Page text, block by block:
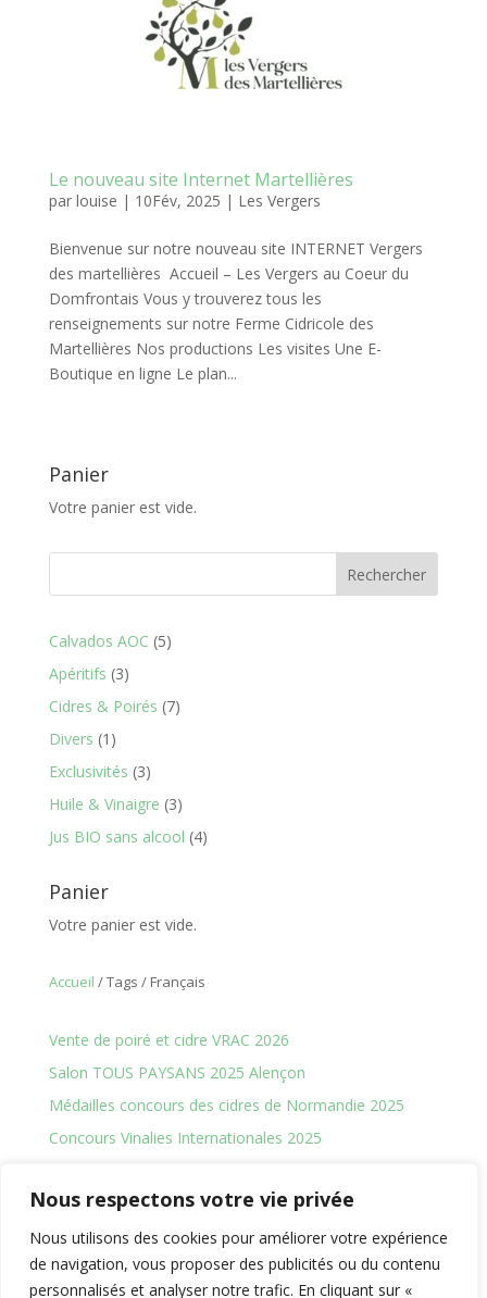
Nous respectons votre vie privée
Nous utilisons des cookies pour améliorer votre expérience
de navigation, vous proposer des publicités ou du contenu
personnalisés et analyser notre trafic. En cliquant sur «
Le nouveau site Internet Martellières
par louise | 10Fév, 2025 | Les Vergers
Bienvenue sur notre nouveau site INTERNET Vergers
des martellières Accueil – Les Vergers au Coeur du
Domfrontais Vous y trouverez tous les
renseignements sur notre Ferme Cidricole des
Martellières Nos productions Les visites Une E-
Boutique en ligne Le plan...
Panier
Votre panier est vide.
Rechercher
Calvados AOC 55
Apéritifs 33
produits
Cidres & Poirés 77
Divers 1 1
produit
Exclusivités 33
produits
Huile & Vinaigre 33
produits
Jus BIO sans alcool 44
Panier
Votre panier est vide.
Accueil / Tags / Français
Vente de poiré et cidre VRAC 2026
Salon TOUS PAYSANS 2025 Alençon
Médailles concours des cidres de Normandie 2025
Concours Vinalies Internationales 2025
Politique de confidentialité
Mentions légales